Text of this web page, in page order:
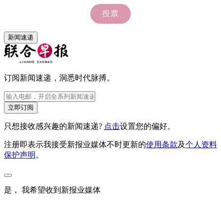
新闻速递
订阅新闻速递，洞悉时代脉搏。
立即订阅
只想接收感兴趣的新闻速递? 点击设置您的偏好。
注册即表示我接受新报业媒体不时更新的使用条款及个人资料
保护声明 。
是， 我希望收到新报业媒体